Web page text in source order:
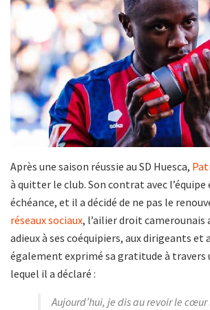
Après une saison réussie au SD Huesca,
à quitter le club. Son contrat avec l’équipe
échéance, et il a décidé de ne pas le
réseaux sociaux, l’ailier droit camerounais
adieux à ses coéquipiers, aux dirigeants et
également exprimé sa gratitude à travers
lequel il a déclaré :
Aujourd’hui, je dis au revoir le